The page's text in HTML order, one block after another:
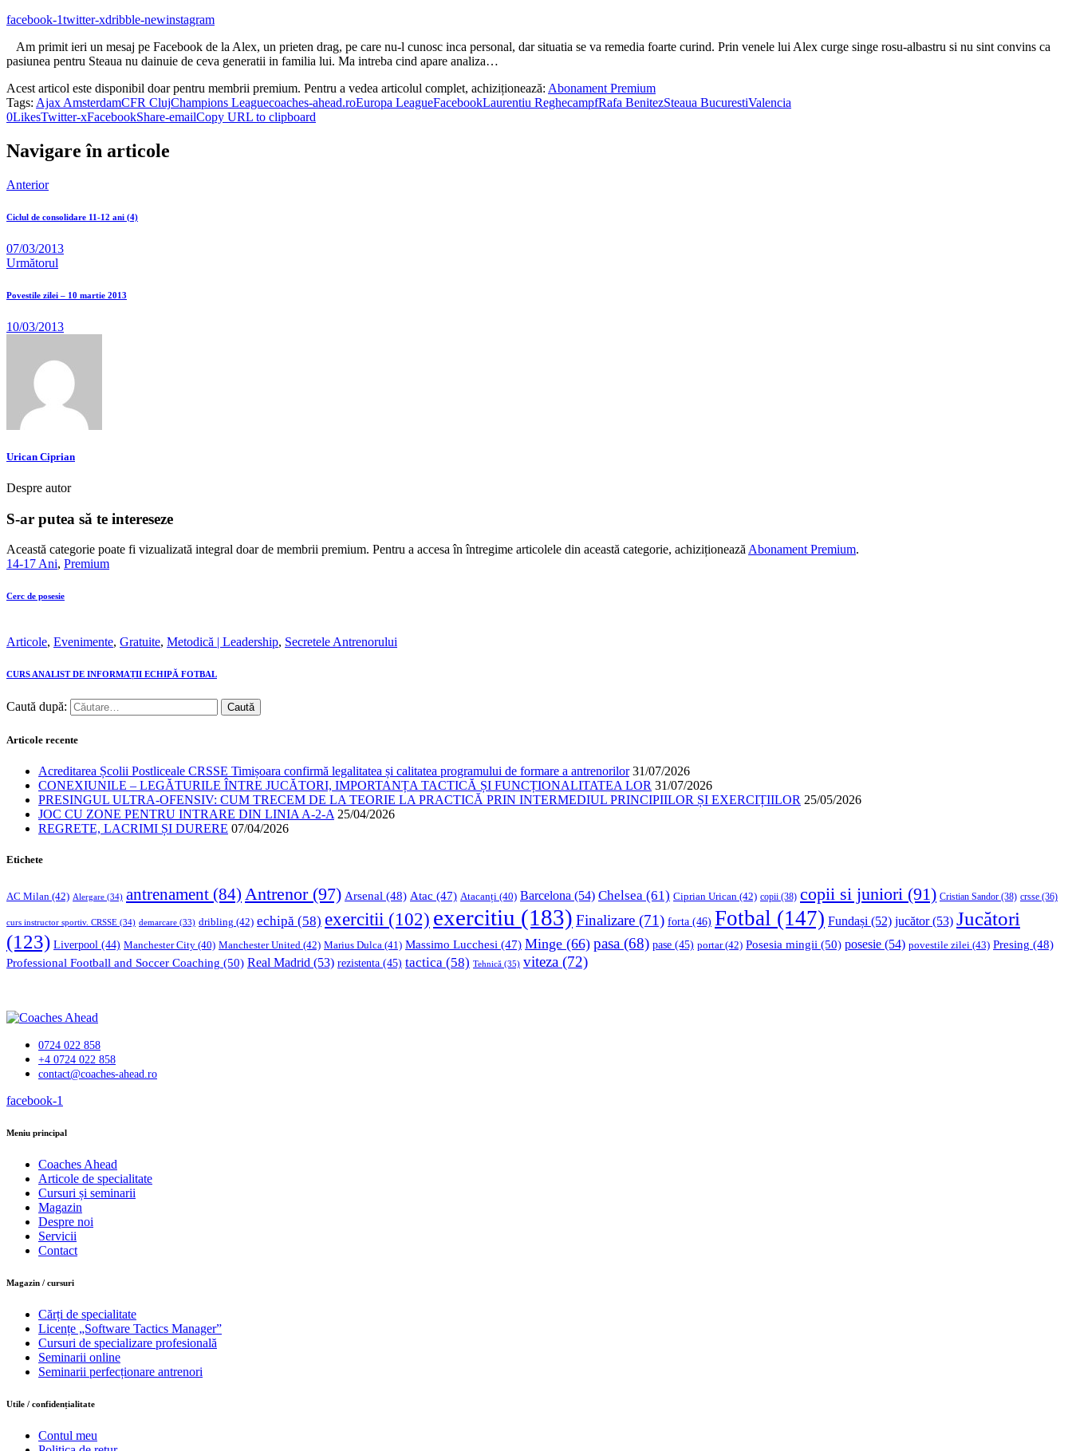
facebook-1twitter-xdribble-newinstagram
Am primit ieri un mesaj pe Facebook de la Alex, un prieten drag, pe care nu-l cunosc inca personal, dar situatia se va remedia foarte curind. Prin venele lui Alex curge singe rosu-albastru si nu sint convins ca
pasiunea pentru Steaua nu dainuie de ceva generatii in familia lui. Ma intreba cind apare analiza…
Acest articol este disponibil doar pentru membrii premium. Pentru a vedea articolul complet, achiziționează: Abonament Premium
Tags: Ajax AmsterdamCFR ClujChampions Leaguecoaches-ahead.roEuropa LeagueFacebookLaurentiu ReghecampfRafa BenitezSteaua BucurestiValencia
0LikesTwitter-xFacebookShare-emailCopy URL to clipboard
Navigare în articole
Anterior
Ciclul de consolidare 11-12 ani (4)
07/03/2013
Următorul
Povestile zilei – 10 martie 2013
10/03/2013
Urican Ciprian
Despre autor
S-ar putea să te intereseze
Această categorie poate fi vizualizată integral doar de membrii premium. Pentru a accesa în întregime articolele din această categorie, achiziționeazăAbonament Premium.
14-17 Ani, Premium
Cerc de posesie
Articole, Evenimente, Gratuite, Metodică | Leadership, Secretele Antrenorului
CURS ANALIST DE INFORMAȚII ECHIPĂ FOTBAL
Caută după:
Articole recente
Acreditarea Școlii Postliceale CRSSE Timișoara confirmă legalitatea și calitatea programului de formare a antrenorilor 31/07/2026
CONEXIUNILE – LEGĂTURILE ÎNTRE JUCĂTORI, IMPORTANȚA TACTICĂ ȘI FUNCȚIONALITATEA LOR 31/07/2026
PRESINGUL ULTRA-OFENSIV: CUM TRECEM DE LA TEORIE LA PRACTICĂ PRIN INTERMEDIUL PRINCIPIILOR ȘI EXERCIȚIILOR 25/05/2026
JOC CU ZONE PENTRU INTRARE DIN LINIA A-2-A 25/04/2026
REGRETE, LACRIMI ȘI DURERE 07/04/2026
Etichete
AC Milan (42) Alergare (34) antrenament (84) Antrenor(97) Arsenal (48) Atac (47) Atacanți (40) Barcelona (54) Chelsea (61) Ciprian Urican (42) copii (38) copii si juniori (91) Cristian Sandor (38) crsse (36)
curs instructor sportiv. CRSSE (34) demarcare (33) dribling (42) echipă (58) exercitii (102) exercitiu (183) Finalizare (71) forta (46) Fotbal (147) Fundași (52) jucător(53) Jucători
(123) Liverpool (44) Manchester City (40) Manchester United (42) Marius Dulca (41) Massimo Lucchesi (47) Minge (66) pasa (68) pase (45) portar(42) Posesia mingii (50) posesie (54) povestile zilei (43) Presing (48)
Professional Football and Soccer Coaching (50) Real Madrid (53) rezistenta (45) tactica (58) Tehnică (35) viteza (72)
0724 022 858
+4 0724 022 858
contact@coaches-ahead.ro
facebook-1
Meniu principal
Coaches Ahead
Articole de specialitate
Cursuri și seminarii
Magazin
Despre noi
Servicii
Contact
Magazin / cursuri
Cărți de specialitate
Licențe „Software Tactics Manager”
Cursuri de specializare profesională
Seminarii online
Seminarii perfecționare antrenori
Utile / confidențialitate
Contul meu